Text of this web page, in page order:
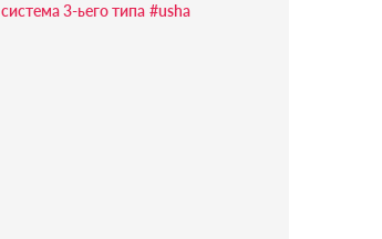
система 3-ьего типа #usha